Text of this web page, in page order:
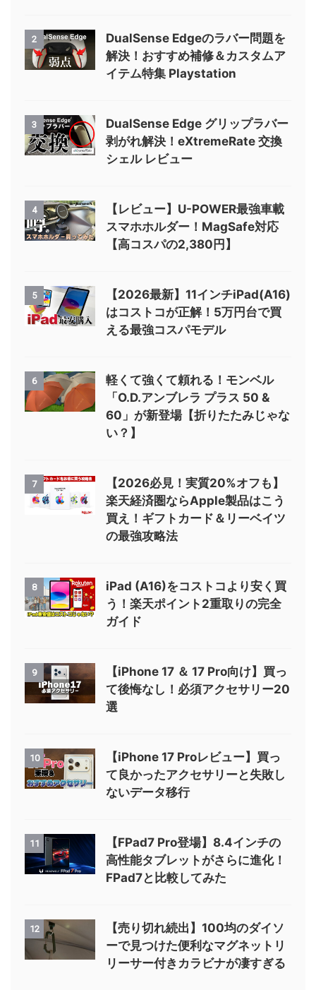
2
DualSense Edgeのラバー問題を
解決！おすすめ補修＆カスタムア
イテム特集 Playstation
3
DualSense Edge グリップラバー
剥がれ解決！eXtremeRate 交換
シェル レビュー
4
【レビュー】U-POWER最強車載
スマホホルダー！MagSafe対応
【高コスパの2,380円】
5
【2026最新】11インチiPad(A16)
はコストコが正解！5万円台で買
える最強コスパモデル
6
軽くて強くて頼れる！モンベル
「O.D.アンブレラ プラス 50 &
60」が新登場【折りたたみじゃな
い？】
7
【2026必見！実質20%オフも】
楽天経済圏ならApple製品はこう
買え！ギフトカード＆リーベイツ
の最強攻略法
8
iPad (A16)をコストコより安く買
う！楽天ポイント2重取りの完全
ガイド
9
【iPhone 17 ＆ 17 Pro向け】買っ
て後悔なし！必須アクセサリー20
選
10
【iPhone 17 Proレビュー】買っ
て良かったアクセサリーと失敗し
ないデータ移行
11
【FPad7 Pro登場】8.4インチの
高性能タブレットがさらに進化！
FPad7と比較してみた
12
【売り切れ続出】100均のダイソ
ーで見つけた便利なマグネットリ
リーサー付きカラビナが凄すぎる